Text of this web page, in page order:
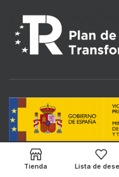
Tienda Lista de